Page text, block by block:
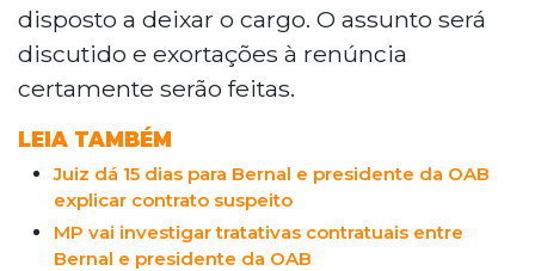
disposto a deixar o cargo. O assunto será
discutido e exortações à renúncia
certamente serão feitas.
LEIA TAMBÉM
Juiz dá 15 dias para Bernal e presidente da OAB
explicar contrato suspeito
MP vai investigar tratativas contratuais entre
Bernal e presidente da OAB